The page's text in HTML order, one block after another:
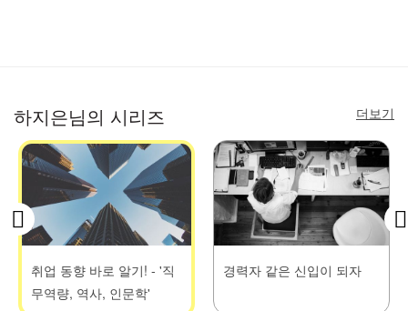
더보기
하지은님의 시리즈
취업 동향 바로 알기! - '직
무역량, 역사, 인문학'
경력자 같은 신입이 되자